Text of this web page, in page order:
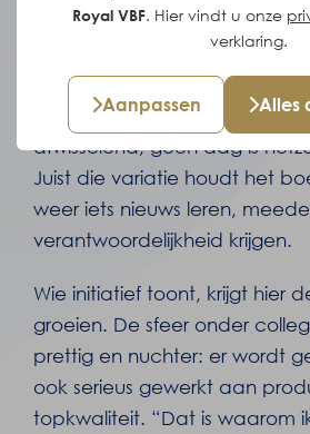
Royal VBF. Hier vindt u onze
verklaring.
Aanpassen Alles
Gary begon vijftien jaar
jaarcontract en groeide stap
tot Voorman Deeg.
elke plek in het bedrijf. “Het
afwisselend, geen dag is
Juist die variatie houdt het
weer iets nieuws leren,
verantwoordelijkheid krijgen.
Wie initiatief toont, krijgt hier
groeien. De sfeer onder
prettig en nuchter: er wordt
ook serieus gewerkt aan
topkwaliteit. “Dat is waarom